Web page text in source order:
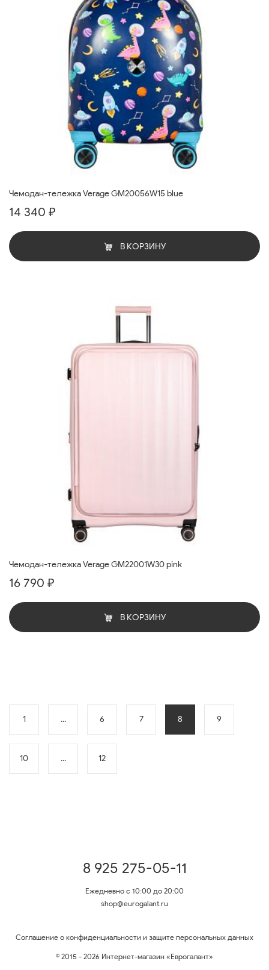
Чемодан-тележка Verage GM20056W15 blue
14 340 ₽
В КОРЗИНУ
Чемодан-тележка Verage GM22001W30 pink
16 790 ₽
В КОРЗИНУ
1 ... 6 7 8 9
10 ... 12
8 925 275-05-11
Ежедневно с 10:00 до 20:00
shop@eurogalant.ru
Соглашение о конфиденциальности и защите персональных данных
© 2015 - 2026 Интернет-магазин «Еврогалант»